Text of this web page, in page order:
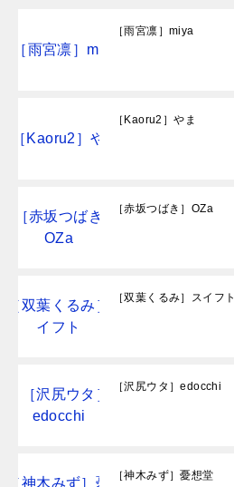
［雨宮凛］miya
［Kaoru2］やま
［赤坂つばき］OZa
［双葉くるみ］スイフト
［沢尻ウタ］edocchi
［神木みず］憂想堂